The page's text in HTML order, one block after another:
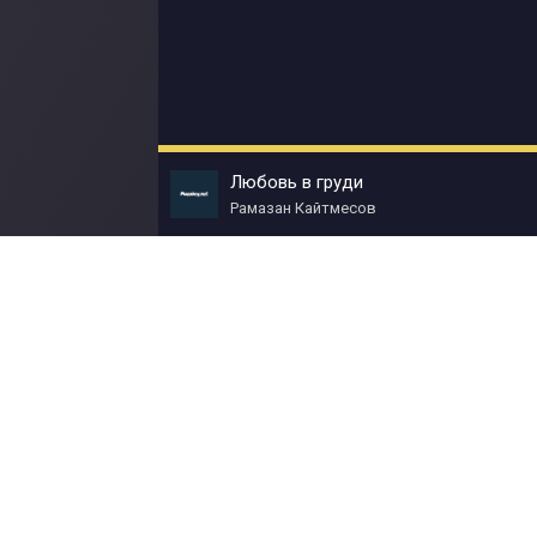
Любовь в груди
Рамазан Кайтмесов